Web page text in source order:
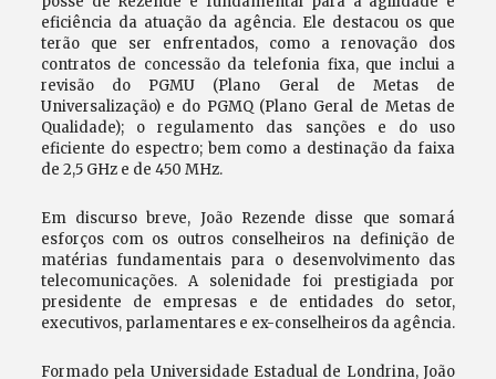
eficiência da atuação da agência. Ele destacou os que
terão que ser enfrentados, como a renovação dos
contratos de concessão da telefonia fixa, que inclui a
revisão do PGMU (Plano Geral de Metas de
Universalização) e do PGMQ (Plano Geral de Metas de
Qualidade); o regulamento das sanções e do uso
eficiente do espectro; bem como a destinação da faixa
de 2,5 GHz e de 450 MHz.
Em discurso breve, João Rezende disse que somará
esforços com os outros conselheiros na definição de
matérias fundamentais para o desenvolvimento das
telecomunicações. A solenidade foi prestigiada por
presidente de empresas e de entidades do setor,
executivos, parlamentares e ex-conselheiros da agência.
Formado pela Universidade Estadual de Londrina, João